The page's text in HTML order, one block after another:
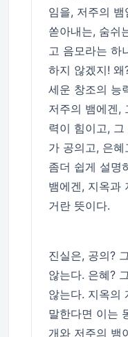
임을, 저주의
쏟아내는, 숨쉬
고 음모라는 하
하지 않겠지!
세운 창조의 능
저주의 뱀에겐,
력이 힘이고,
가 공의고, 은
좀더 쉽게 설명
뱀에겐, 지옥과
거란 뜻이다.
진실은, 공의?
않는다. 은혜?
않는다. 지옥의
말한다면 이는
개와 저주의 뱀